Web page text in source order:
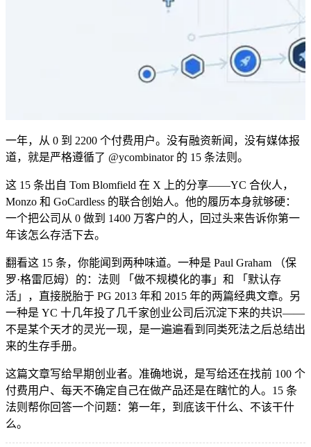
一年，从 0 到 2200 个付费用户。没有融资新闻，没有媒体报
道，就是严格遵循了 @ycombinator 的 15 条法则。
这 15 条出自 Tom Blomfield 在 X 上的分享——YC 合伙人，
Monzo 和 GoCardless 的联合创始人。他的履历本身就够硬：
一个把公司从 0 做到 1400 万客户的人，回过头来告诉你第一
年该怎么存活下去。
翻看这 15 条，你能闻到两种味道。一种是 Paul Graham （保
罗·格雷厄姆）的：法则 「做不规模化的事」和 「默认存
活」，直接脱胎于 PG 2013 年和 2015 年的两篇经典文章。另
一种是 YC 十几年投了几千家创业公司后沉淀下来的共识——
不是某个天才的灵光一现，是一遍遍看到同类死法之后总结出
来的生存手册。
这篇文章写给早期创业者。准确地说，是写给还在找前 100 个
付费用户、每天不确定自己在做产品还是在瞎忙的人。15 条
法则帮你回答一个问题：第一年，到底该干什么、不该干什
么。